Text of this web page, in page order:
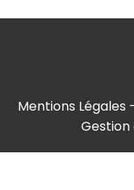
Mentions Légales
Gestion